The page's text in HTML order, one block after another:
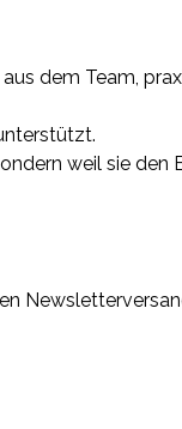
dem Team,
weil sie den